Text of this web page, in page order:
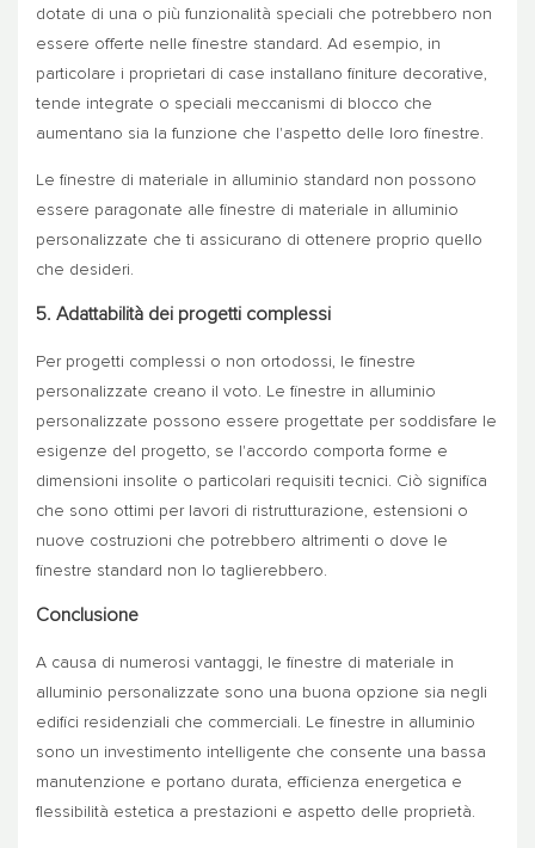
dotate di una o più funzionalità speciali che potrebbero non
essere offerte nelle finestre standard. Ad esempio, in
particolare i proprietari di case installano finiture decorative,
tende integrate o speciali meccanismi di blocco che
aumentano sia la funzione che l'aspetto delle loro finestre.
Le finestre di materiale in alluminio standard non possono
essere paragonate alle finestre di materiale in alluminio
personalizzate che ti assicurano di ottenere proprio quello
che desideri.
5. Adattabilità dei progetti complessi
Per progetti complessi o non ortodossi, le finestre
personalizzate creano il voto. Le finestre in alluminio
personalizzate possono essere progettate per soddisfare le
esigenze del progetto, se l'accordo comporta forme e
dimensioni insolite o particolari requisiti tecnici. Ciò significa
che sono ottimi per lavori di ristrutturazione, estensioni o
nuove costruzioni che potrebbero altrimenti o dove le
finestre standard non lo taglierebbero.
Conclusione
A causa di numerosi vantaggi, le finestre di materiale in
alluminio personalizzate sono una buona opzione sia negli
edifici residenziali che commerciali. Le finestre in alluminio
sono un investimento intelligente che consente una bassa
manutenzione e portano durata, efficienza energetica e
flessibilità estetica a prestazioni e aspetto delle proprietà.